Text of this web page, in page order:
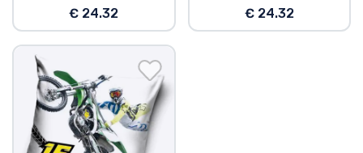
€ 24.32 € 24.32